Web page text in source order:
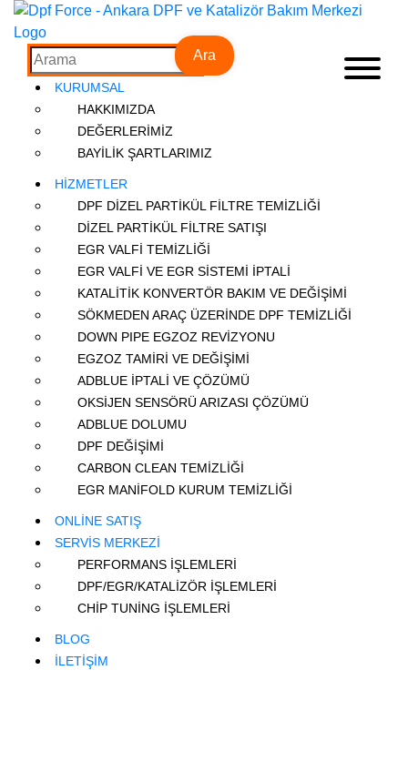
Ara
KURUMSAL
HAKKIMIZDA
DEĞERLERİMİZ
BAYİLİK ŞARTLARIMIZ
HİZMETLER
DPF DİZEL PARTİKÜL FİLTRE TEMİZLİĞİ
DİZEL PARTİKÜL FİLTRE SATIŞI
EGR VALFİ TEMİZLİĞİ
EGR VALFİ VE EGR SİSTEMİ İPTALİ
KATALİTİK KONVERTÖR BAKIM VE DEĞİŞİMİ
SÖKMEDEN ARAÇ ÜZERİNDE DPF TEMİZLİĞİ
DOWN PIPE EGZOZ REVİZYONU
EGZOZ TAMİRİ VE DEĞİŞİMİ
ADBLUE İPTALİ VE ÇÖZÜMÜ
OKSİJEN SENSÖRÜ ARIZASI ÇÖZÜMÜ
ADBLUE DOLUMU
DPF DEĞİŞİMİ
CARBON CLEAN TEMİZLİĞİ
EGR MANİFOLD KURUM TEMİZLİĞİ
ONLİNE SATIŞ
SERVİS MERKEZİ
PERFORMANS İŞLEMLERİ
DPF/EGR/KATALİZÖR İŞLEMLERİ
CHİP TUNİNG İŞLEMLERİ
BLOG
İLETİŞİM